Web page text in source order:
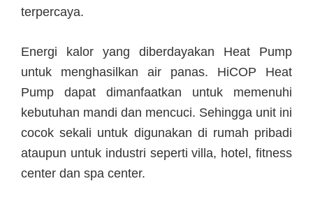
terpercaya.
Energi kalor yang diberdayakan Heat Pump
untuk menghasilkan air panas. HiCOP Heat
Pump dapat dimanfaatkan untuk memenuhi
kebutuhan mandi dan mencuci. Sehingga unit ini
cocok sekali untuk digunakan di rumah pribadi
ataupun untuk industri seperti villa, hotel, fitness
center dan spa center.